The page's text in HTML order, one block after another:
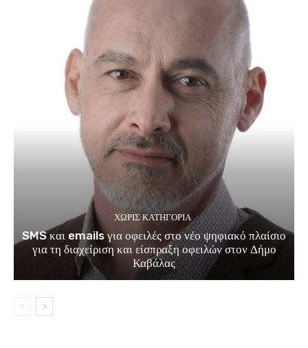
ΧΩΡΊΣ ΚΑΤΗΓΟΡΊΑ
SMS και emails για οφειλές στο νέο ψηφιακό πλαίσιο
για τη διαχείριση και είσπραξη οφειλών στον Δήμο
Καβάλας